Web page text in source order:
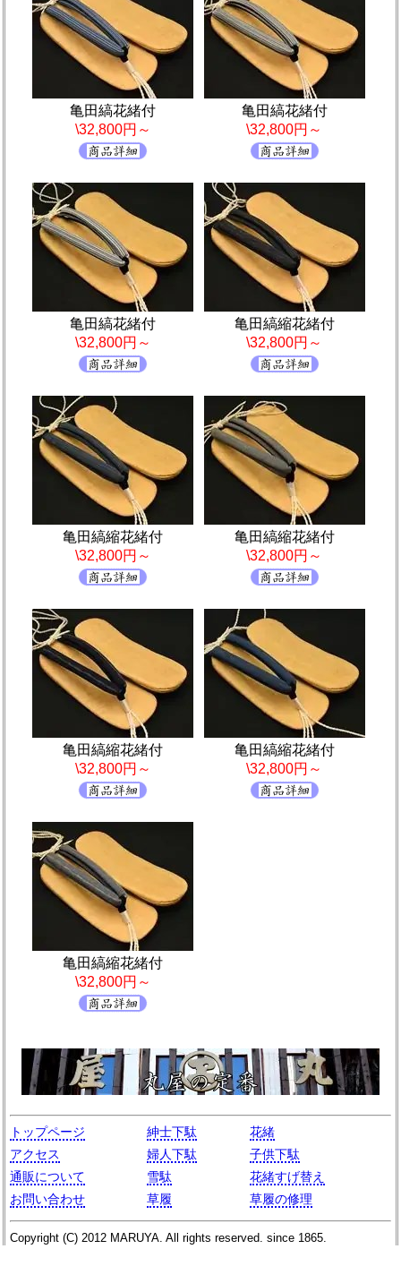
亀田縞花緒付
\32,800円～
亀田縞花緒付
\32,800円～
亀田縞花緒付
\32,800円～
亀田縞縮花緒付
\32,800円～
亀田縞縮花緒付
\32,800円～
亀田縞縮花緒付
\32,800円～
亀田縞縮花緒付
\32,800円～
亀田縞縮花緒付
\32,800円～
亀田縞縮花緒付
\32,800円～
トップページ
アクセス
通販について
お問い合わせ
紳士下駄
婦人下駄
雪駄
草履
花緒
子供下駄
花緒すげ替え
草履の修理
Copyright (C) 2012 MARUYA . All rights reserved. since 1865.